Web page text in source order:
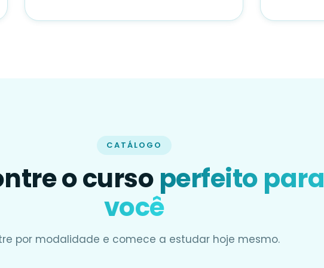
CATÁLOGO
o curso perfeito para
você
por modalidade e comece a estudar hoje mesmo.